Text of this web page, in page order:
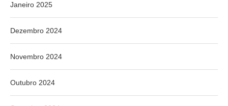
Janeiro 2025
Dezembro 2024
Novembro 2024
Outubro 2024